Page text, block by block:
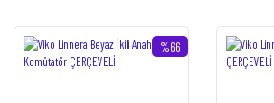
%66